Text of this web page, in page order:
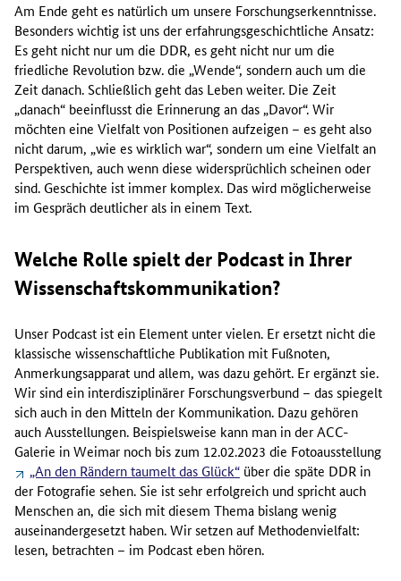
Am Ende geht es natürlich um unsere Forschungserkenntnisse.
Besonders wichtig ist uns der erfahrungsgeschichtliche Ansatz:
Es geht nicht nur um die DDR, es geht nicht nur um die
friedliche Revolution bzw. die „Wende“, sondern auch um die
Zeit danach. Schließlich geht das Leben weiter. Die Zeit
„danach“ beeinflusst die Erinnerung an das „Davor“. Wir
möchten eine Vielfalt von Positionen aufzeigen – es geht also
nicht darum, „wie es wirklich war“, sondern um eine Vielfalt an
Perspektiven, auch wenn diese widersprüchlich scheinen oder
sind. Geschichte ist immer komplex. Das wird möglicherweise
im Gespräch deutlicher als in einem Text.
Welche Rolle spielt der Podcast in Ihrer
Wissenschaftskommunikation?
Unser Podcast ist ein Element unter vielen. Er ersetzt nicht die
klassische wissenschaftliche Publikation mit Fußnoten,
Anmerkungsapparat und allem, was dazu gehört. Er ergänzt sie.
Wir sind ein interdisziplinärer Forschungsverbund – das spiegelt
sich auch in den Mitteln der Kommunikation. Dazu gehören
auch Ausstellungen. Beispielsweise kann man in der ACC-
Galerie in Weimar noch bis zum 12.02.2023 die Fotoausstellung
„An den Rändern taumelt das Glück“ über die späte DDR in
der Fotografie sehen. Sie ist sehr erfolgreich und spricht auch
Menschen an, die sich mit diesem Thema bislang wenig
auseinandergesetzt haben. Wir setzen auf Methodenvielfalt:
lesen, betrachten – im Podcast eben hören.